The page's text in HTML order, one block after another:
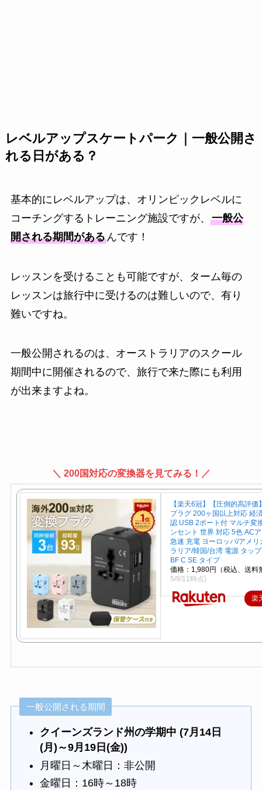
レベルアップスケートパーク｜一般公開さ
れる日がある？
基本的にレベルアップは、オリンピックレベルに
コーチングするトレーニング施設ですが、 一般公
開される期間があるんです！
レッスンを受けることも可能ですが、ターム毎の
レッスンは旅行中に受けるのは難しいので、有り
難いですね。
一般公開されるのは、オーストラリアのスクール
期間中に開催されるので、旅行で来た際にも利用
が出来ますよね。
＼ 200国対応の変換器を見てみる！／
【楽天6冠】【圧倒的高評価
プラグ 200ヶ国以上対応 経
認 USB 2ポート付 マルチ変
ンセント 世界 対応 5色 AC
急速 充電 ヨーロッパ/アメリ
ラリア/韓国/台湾 電源 タッ
BF C SE タイプ
価格：1,980円（税込、送料
5/9/11時点)
楽
一般公開される期間
クイーンズランド州の学期中 (7月14日
(月)～9月19日(金))
月曜日～木曜日：非公開
金曜日：16時～18時